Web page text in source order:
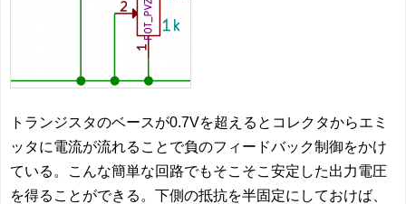
トランジスタのベースが0.7Vを超えるとコレクタからエミ
ッタに電流が流れることで負のフィードバック制御をかけ
ている。こんな簡単な回路でもそこそこ安定した出力電圧
を得ることができる。下側の抵抗を半固定にしておけば、